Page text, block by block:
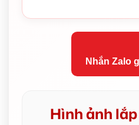
Nhắn Zalo
Hình ảnh